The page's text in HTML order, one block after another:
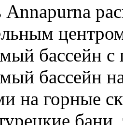
Annapurna
бассейн
бассейн
на горные